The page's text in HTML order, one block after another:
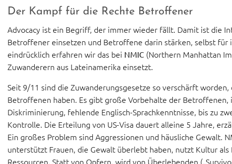
Der Kampf für die Rechte Betroffener
Advocacy ist ein Begriff, der immer wieder fällt. Damit ist die
Betroffener einsetzen und Betroffene darin stärken, selbst
eindrücklich erfahren wir das bei NMIC (Northern Manhattan
Zuwanderern aus Lateinamerika einsetzt.
Seit 9/11 sind die Zuwanderungsgesetze so verschärft
Betroffenen haben. Es gibt große Vorbehalte der
Diskriminierung, fehlende Englisch-Sprachkenntnisse, bis zu
Kontrolle. Die Erteilung von US-Visa dauert alleine 5 Jahre,
Ein großes Problem sind Aggressionen und häusliche Gewalt.
unterstützt Frauen, die Gewalt überlebt haben, nutzt Kultur als
Ressourcen. Statt von Opfern, wird von Überlebenden